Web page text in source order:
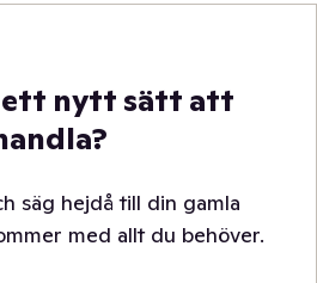
ett nytt sätt att
säg hejdå till din gamla
med allt du behöver.